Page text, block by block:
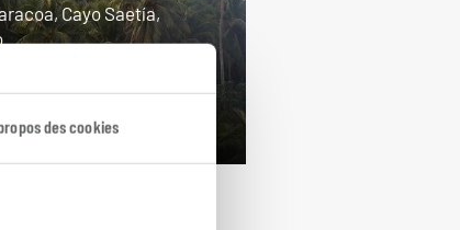
des cookies
Cayo Saetía,
2950€